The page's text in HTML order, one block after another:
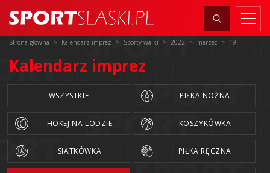
Strona główna Kalendarz imprez Sporty walki 2022 marzec 19
Kalendarz imprez
WSZYSTKIE PIŁKA NOŻNA
HOKEJ NA LODZIE KOSZYKÓWKA
SIATKÓWKA PIŁKA RĘCZNA